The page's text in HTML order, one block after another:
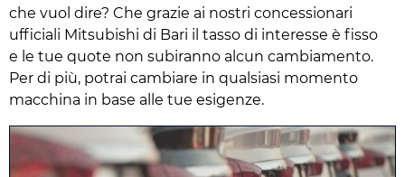
che vuol dire? Che grazie ai nostri concessionari
ufficiali Mitsubishi di Bari il tasso di interesse è fisso
e le tue quote non subiranno alcun cambiamento.
Per di più, potrai cambiare in qualsiasi momento
macchina in base alle tue esigenze.